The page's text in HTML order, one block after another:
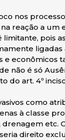
nos
reação a um
pois
ligadas
e
não é só
do art. 4º inciso
como
à classe
etc.
direito